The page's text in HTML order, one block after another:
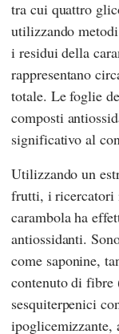
tra cui quattro
utilizzando
i residui della
rappresentano
totale. Le foglie
composti
significativo al
Utilizzando un
frutti, i ricercatori
carambola ha
antiossidanti.
come saponine,
contenuto di
sesquiterpenici
ipoglicemizzante,